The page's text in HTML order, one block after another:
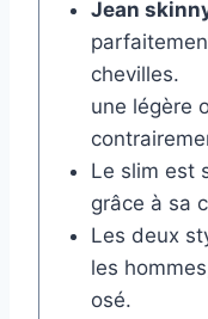
Jean
chevilles.
une légère
Le slim est
grâce à sa
Les deux
les
osé.